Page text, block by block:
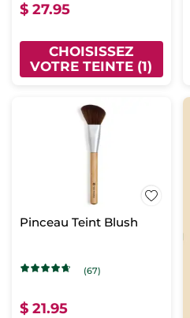
$ 27.95
CHOISISSEZ
VOTRE TEINTE (1)
Pinceau Teint Blush
(67)
$ 21.95